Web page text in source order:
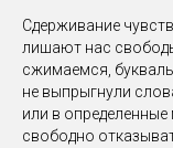
Сдерживание
лишают нас
сжимаемся,
не выпрыгнули
или в
свободно